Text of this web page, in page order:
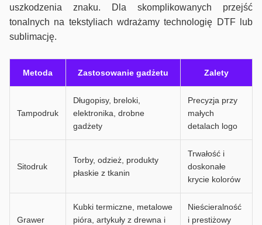
uszkodzenia znaku. Dla skomplikowanych przejść
tonalnych na tekstyliach wdrażamy technologię DTF lub
sublimację.
Metoda Zastosowanie gadżetu Zalety
Tampodruk
Długopisy, breloki,
elektronika, drobne
gadżety
Precyzja przy
małych
detalach logo
Sitodruk
Torby, odzież, produkty
płaskie z tkanin
Trwałość i
doskonałe
krycie kolorów
Grawer
Kubki termiczne, metalowe
pióra, artykuły z drewna i
Nieścieralność
i prestiżowy